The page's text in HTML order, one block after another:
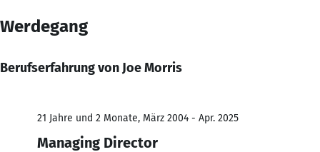
Werdegang
Berufserfahrung von Joe Morris
21 Jahre und 2 Monate, März 2004 - Apr. 2025
Managing Director